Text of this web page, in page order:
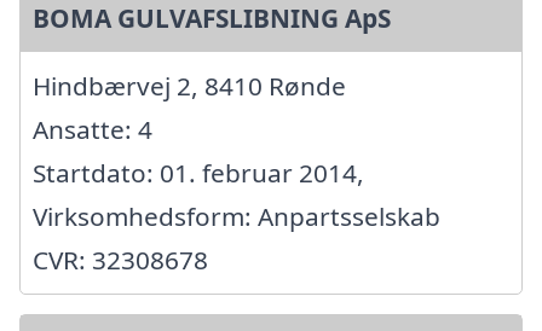
BOMA GULVAFSLIBNING ApS
Hindbærvej 2, 8410 Rønde
Ansatte: 4
Startdato: 01. februar 2014,
Virksomhedsform: Anpartsselskab
CVR: 32308678